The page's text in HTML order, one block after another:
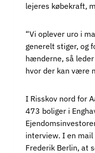
lejeres købekraft,
“Vi oplever uro i
generelt stiger, og
hænderne, så
hvor der kan være
I Risskov nord for
473 boliger i
interview. I en
Frederik Berlin, at